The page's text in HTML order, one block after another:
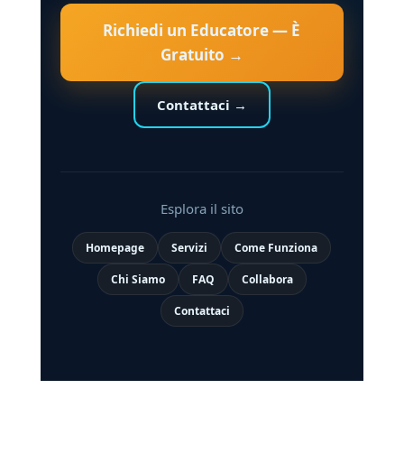
Richiedi un Educatore — È
Gratuito →
Contattaci →
Esplora il sito
Homepage Servizi Come Funziona
Chi Siamo FAQ Collabora
Contattaci